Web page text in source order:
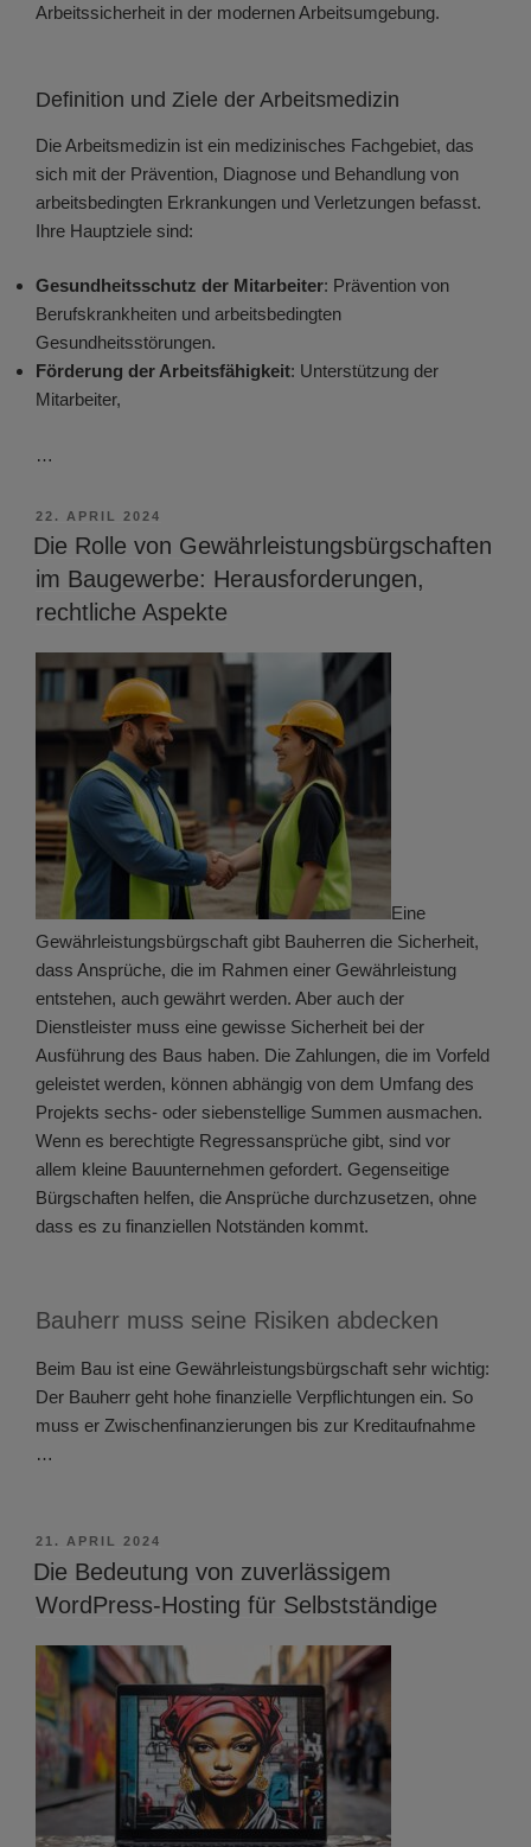
Arbeitssicherheit in der modernen Arbeitsumgebung.
Definition und Ziele der Arbeitsmedizin
Die Arbeitsmedizin ist ein medizinisches Fachgebiet, das
sich mit der Prävention, Diagnose und Behandlung von
arbeitsbedingten Erkrankungen und Verletzungen befasst.
Ihre Hauptziele sind:
Gesundheitsschutz der Mitarbeiter: Prävention von
Berufskrankheiten und arbeitsbedingten
Gesundheitsstörungen.
Förderung der Arbeitsfähigkeit: Unterstützung der
Mitarbeiter,
…
VERÖFFENTLICHT
AM
22. APRIL 2024
Die Rolle von Gewährleistungsbürgschaften
im Baugewerbe: Herausforderungen,
rechtliche Aspekte
Eine
Gewährleistungsbürgschaft gibt Bauherren die Sicherheit,
dass Ansprüche, die im Rahmen einer Gewährleistung
entstehen, auch gewährt werden. Aber auch der
Dienstleister muss eine gewisse Sicherheit bei der
Ausführung des Baus haben. Die Zahlungen, die im Vorfeld
geleistet werden, können abhängig von dem Umfang des
Projekts sechs- oder siebenstellige Summen ausmachen.
Wenn es berechtigte Regressansprüche gibt, sind vor
allem kleine Bauunternehmen gefordert. Gegenseitige
Bürgschaften helfen, die Ansprüche durchzusetzen, ohne
dass es zu finanziellen Notständen kommt.
Bauherr muss seine Risiken abdecken
Beim Bau ist eine Gewährleistungsbürgschaft sehr wichtig:
Der Bauherr geht hohe finanzielle Verpflichtungen ein. So
muss er Zwischenfinanzierungen bis zur Kreditaufnahme
…
VERÖFFENTLICHT
AM
21. APRIL 2024
Die Bedeutung von zuverlässigem
WordPress-Hosting für Selbstständige